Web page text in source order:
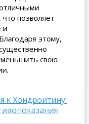
позволяет
и
этому,
свою
к Хондроитину: